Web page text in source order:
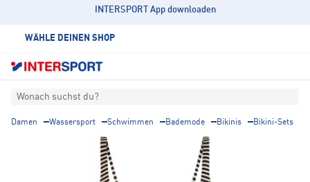
INTERSPORT App downloaden
WÄHLE DEINEN SHOP
Wonach suchst du?
Damen Wassersport Schwimmen Bademode Bikinis Bikini-Sets